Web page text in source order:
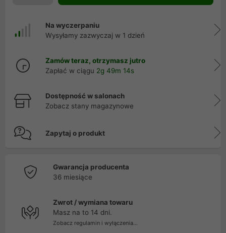
Na wyczerpaniu
Wysyłamy zazwyczaj w 1 dzień
Zamów teraz, otrzymasz jutro
Zapłać w ciągu 2g 49m 13s
Dostępność w salonach
Zobacz stany magazynowe
Zapytaj o produkt
Gwarancja producenta
36 miesiące
Zwrot / wymiana towaru
Masz na to 14 dni.
Zobacz regulamin i wyłączenia...